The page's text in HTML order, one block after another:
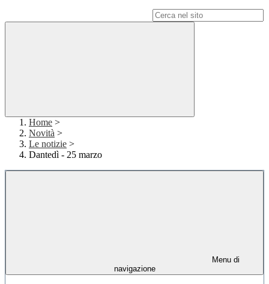
Home >
Novità >
Le notizie >
Dantedì - 25 marzo
Menu di
navigazione